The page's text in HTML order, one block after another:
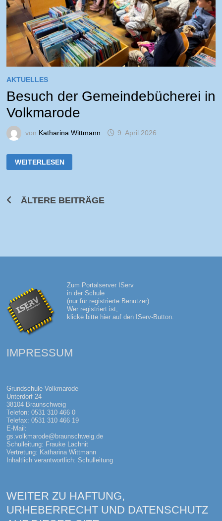
AKTUELLES
Besuch der Gemeindebücherei in
Volkmarode
von Katharina Wittmann 9. April 2026
DER
GEMEINDEBÜCHEREI
WEITERLESEN
Beitragsnavigation
ÄLTERE BEITRÄGE
Zum Portalserver IServ
in der Schule
(nur für registrierte Benutzer).
Wer registriert ist,
klicke bitte hier auf den IServ-Button.
IMPRESSUM
Grundschule Volkmarode
Unterdorf 24
38104 Braunschweig
Telefon: 0531 310 466 0
Telefax: 0531 310 466 19
E-Mail:
gs.volkmarode@braunschweig.de
Schulleitung: Frauke Lachnit
Vertretung: Katharina Wittmann
Inhaltlich verantwortlich: Schulleitung
WEITER ZU HAFTUNG,
URHEBERRECHT UND DATENSCHUTZ